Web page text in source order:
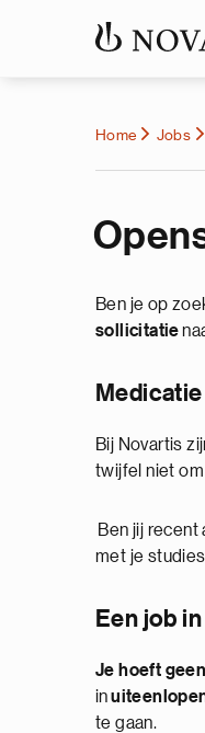
Home Jobs
Ben je op
sollicitatie
Bij Novartis
twijfel niet
Ben jij recent
met je
Een job
Je hoeft
in
te gaan.